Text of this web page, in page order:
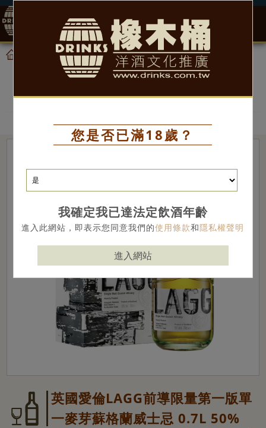
0
您是否已滿18歲？
我確定我已達法定飲酒年齡
進入此網站，即表示您同意我們的使用條款和隱私權聲明
進入網站
產品 威士忌
威士忌
英國愛倫LAGG前導限量第一版單
一麥芽蘇格蘭威士忌 0.7L 50%